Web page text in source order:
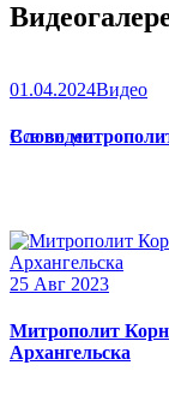
01.04.2024Видео
Слово
Все видео
25 Авг 2023
Митрополит
Архангельска